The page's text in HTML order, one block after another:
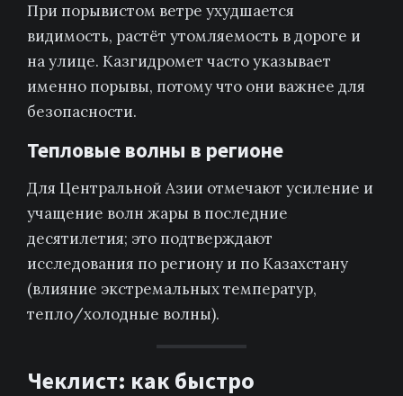
При порывистом ветре ухудшается
видимость, растёт утомляемость в дороге и
на улице. Казгидромет часто указывает
именно порывы, потому что они важнее для
безопасности.
Тепловые волны в регионе
Для Центральной Азии отмечают усиление и
учащение волн жары в последние
десятилетия; это подтверждают
исследования по региону и по Казахстану
(влияние экстремальных температур,
тепло/холодные волны).
Чеклист: как быстро